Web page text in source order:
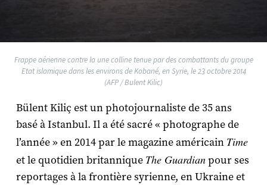
Frappe aérienne contre la une colline tenue par des combattants du groupe
Etat islamique dans les environs de Kobané, en Syrie, le 23 octobre 2014
(AFP / Bulent Kilic)
Bülent Kiliç est un photojournaliste de 35 ans
basé à Istanbul. Il a été sacré « photographe de
l’année » en 2014 par le magazine américain Time
et le quotidien britannique The Guardianpour ses
reportages à la frontière syrienne, en Ukraine et